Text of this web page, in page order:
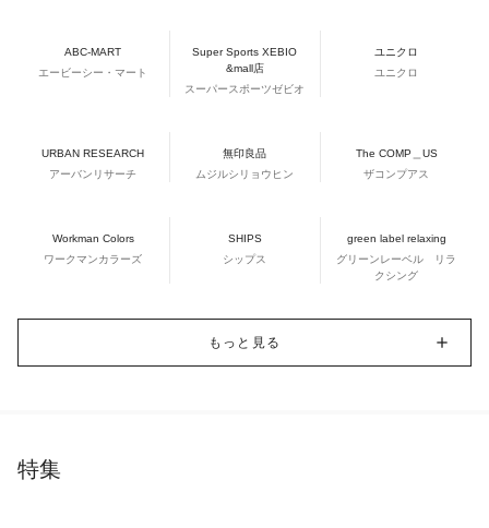
ABC-MART
エービーシー・マート
Super Sports XEBIO
&mall店
スーパースポーツゼビオ
ユニクロ
ユニクロ
URBAN RESEARCH
アーバンリサーチ
無印良品
ムジルシリョウヒン
The COMP＿US
ザコンプアス
Workman Colors
ワークマンカラーズ
SHIPS
シップス
green label relaxing
グリーンレーベル リラ
クシング
もっと見る
特集